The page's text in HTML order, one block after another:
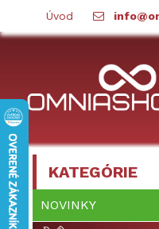
Úvod
KATEGÓRIE
NOVINKY